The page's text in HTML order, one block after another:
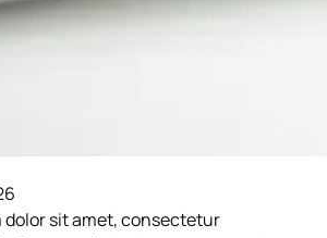
dolor sit amet, consectetur